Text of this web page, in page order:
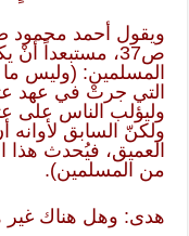
ويقول أحمد محمود
ص37، مستبعداً
المسلمين: (وليس
التي جرتْ في عهد
وليؤلب الناس على
ولكنّ السابق لأوانه
العميق، فيُحدث هذا
من المسلمين).
هدى: وهل هناك غير